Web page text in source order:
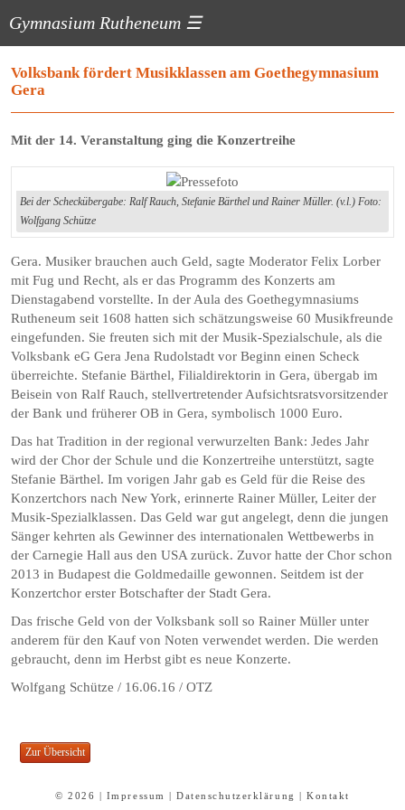
Gymnasium Rutheneum ☰
Volksbank fördert Musikklassen am Goethegymnasium
Gera
Mit der 14. Veranstaltung ging die Konzertreihe
Bei der Scheckübergabe: Ralf Rauch, Stefanie Bärthel und Rainer Müller. (v.l.) Foto:
Wolfgang Schütze
Gera. Musiker brauchen auch Geld, sagte Moderator Felix Lorber
mit Fug und Recht, als er das Programm des Konzerts am
Dienstagabend vorstellte. In der Aula des Goethegymnasiums
Rutheneum seit 1608 hatten sich schätzungsweise 60 Musikfreunde
eingefunden. Sie freuten sich mit der Musik-­Spezialschule, als die
Volksbank eG Gera Jena Rudolstadt vor Beginn einen Scheck
überreichte. Stefanie Bärthel, Filialdirektorin in Gera, übergab im
Beisein von Ralf Rauch, stellvertretender Aufsichtsratsvorsitzender
der Bank und früherer OB in Gera, symbolisch 1000 Euro.
Das hat Tradition in der regional verwurzelten Bank: Jedes Jahr
wird der Chor der Schule und die Konzertreihe unterstützt, sagte
Stefanie Bärthel. Im vorigen Jahr gab es Geld für die Reise des
Konzertchors nach New York, erinnerte Rainer Müller, Leiter der
Musik-Spezialklassen. Das Geld war gut angelegt, denn die jungen
Sänger kehrten als Gewinner des internationalen Wettbewerbs in
der Carnegie Hall aus den USA zurück. Zuvor hatte der Chor schon
2013 in Budapest die Goldmedaille gewonnen. Seitdem ist der
Konzertchor erster Botschafter der Stadt Gera.
Das frische Geld von der Volksbank soll so Rainer Müller unter
anderem für den Kauf von Noten verwendet werden. Die werden
gebraucht, denn im Herbst gibt es neue Konzerte.
Wolfgang Schütze / 16.06.16 / OTZ
© 2026 | Impressum |Datenschutzerklärung |Kontakt